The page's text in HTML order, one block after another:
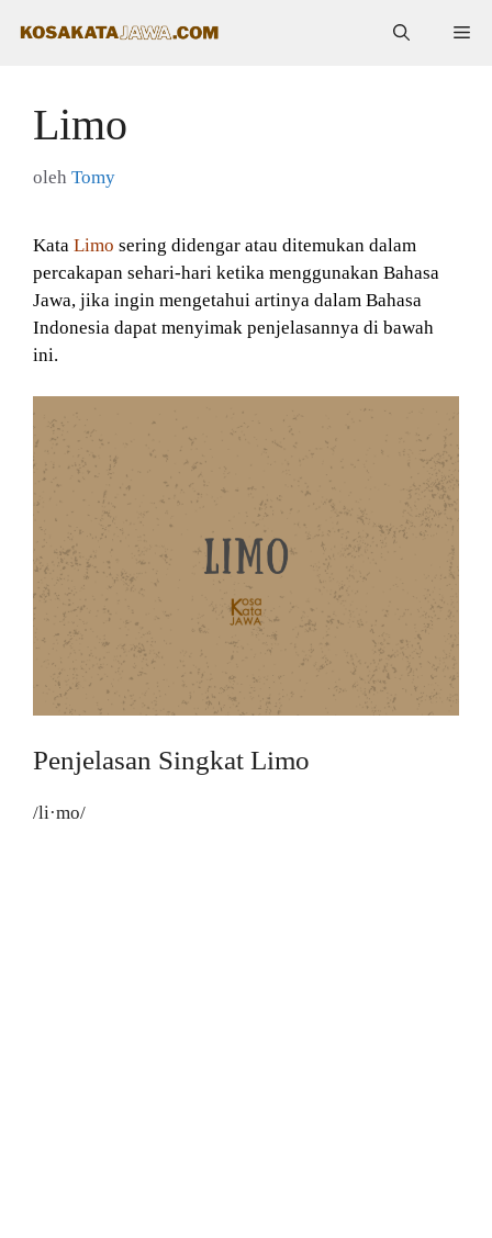
Limo
oleh Tomy
Kata Limo sering didengar atau ditemukan dalam
percakapan sehari-hari ketika menggunakan Bahasa
Jawa, jika ingin mengetahui artinya dalam Bahasa
Indonesia dapat menyimak penjelasannya di bawah
ini.
Penjelasan Singkat Limo
/li·mo/